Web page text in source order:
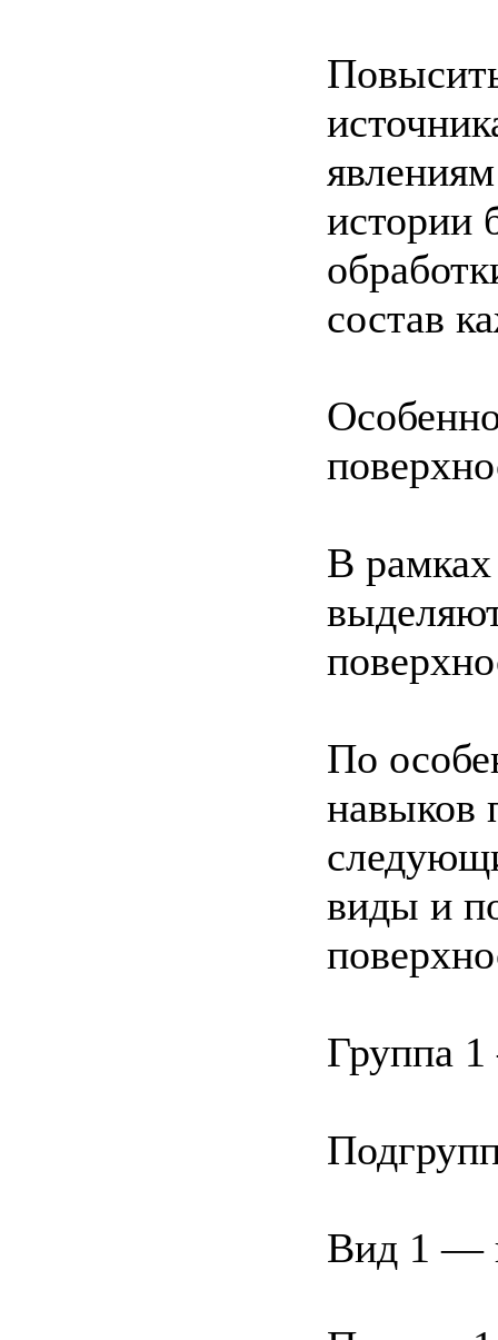
истории
состав
В
По
навыков
виды и
Группа
Вид 1 —